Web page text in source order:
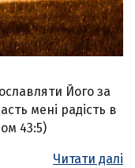
Його за
мені радість в
43:5)
Читати далі